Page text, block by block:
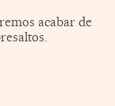
acabar de